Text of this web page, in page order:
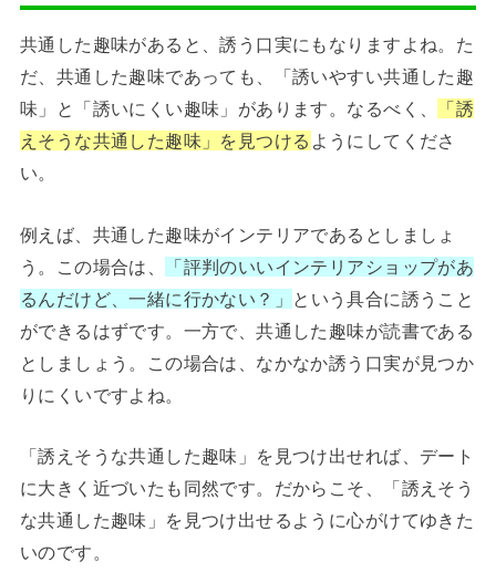
共通した趣味があると、誘う口実にもなりますよね。た
だ、共通した趣味であっても、「誘いやすい共通した趣
味」と「誘いにくい趣味」があります。なるべく、
「誘
えそうな共通した趣味」を見つける ようにしてくださ
い。
例えば、共通した趣味がインテリアであるとしましょ
う。この場合は、
「評判のいいインテリアショップがあ
るんだけど、一緒に行かない？」
という具合に誘うこと
ができるはずです。一方で、共通した趣味が読書である
としましょう。この場合は、なかなか誘う口実が見つか
りにくいですよね。
「誘えそうな共通した趣味」を見つけ出せれば、デート
に大きく近づいたも同然です。だからこそ、「誘えそう
な共通した趣味」を見つけ出せるように心がけてゆきた
いのです。